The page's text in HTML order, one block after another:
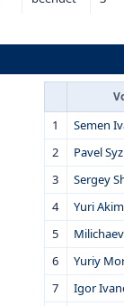
1 Semen
2
Pavel
3
Sergey
4
Yuri
5
6
Yuriy
7
Igor